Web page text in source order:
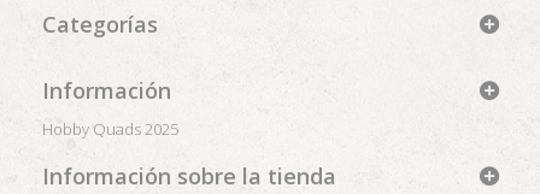
Categorías
Información
Hobby Quads 2025
Información sobre la tienda